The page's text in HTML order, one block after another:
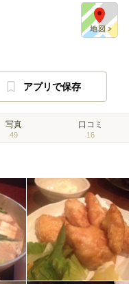
アプリで保存
写真
49
口コミ
16